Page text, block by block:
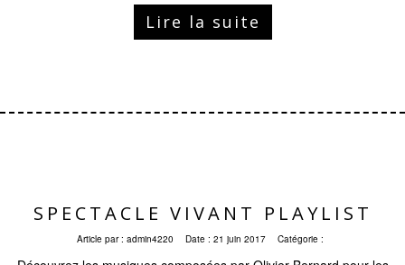
Lire la suite
SPECTACLE VIVANT PLAYLIST
Article par : admin4220 Date : 21 juin 2017 Catégorie :